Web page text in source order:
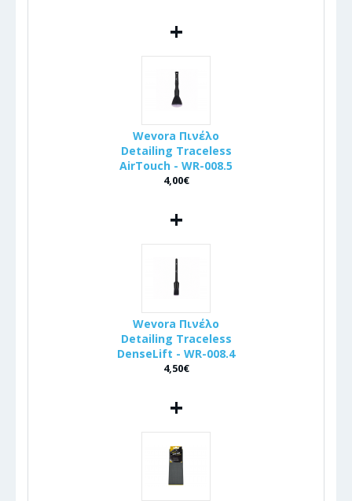
+
Wevora Πινέλo
Detailing Traceless
AirTouch - WR-008.5
4,00€
+
Wevora Πινέλo
Detailing Traceless
DenseLift - WR-008.4
4,50€
+